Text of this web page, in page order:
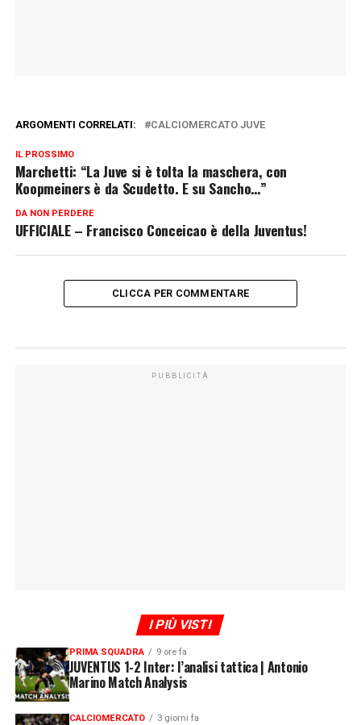
ARGOMENTI CORRELATI: CALCIOMERCATO JUVE
IL PROSSIMO
Marchetti: “La Juve si è tolta la maschera, con
Koopmeiners è da Scudetto. E su Sancho…”
DA NON PERDERE
UFFICIALE – Francisco Conceicao è della Juventus!
CLICCA PER COMMENTARE
PUBBLICITÀ
I PIÙ VISTI
PRIMA SQUADRA 9 ore fa
JUVENTUS 1-2 Inter: l’analisi tattica | Antonio
Marino Match Analysis
CALCIOMERCATO 3 giorni fa